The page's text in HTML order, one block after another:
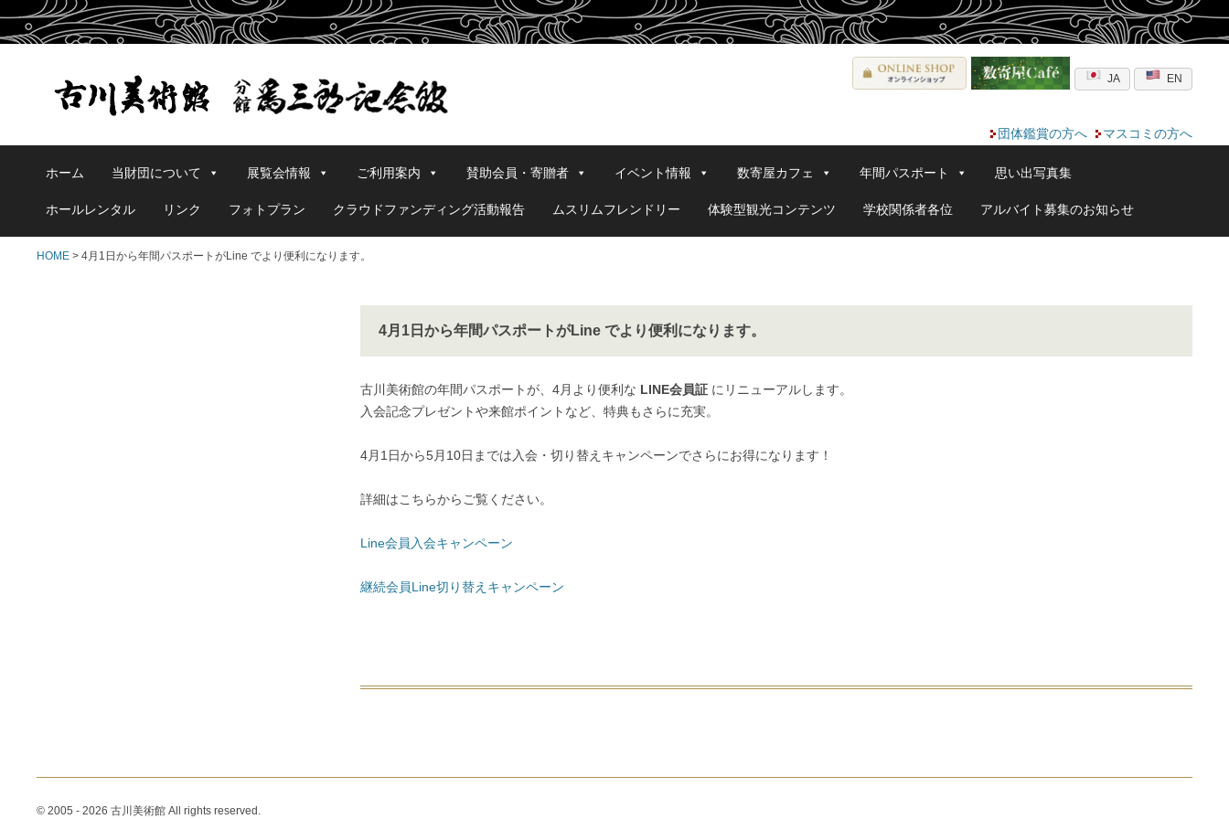
JA EN
団体鑑賞の方へ マスコミの方へ
ホーム 当財団について 展覧会情報 ご利用案内 賛助会員・寄贈者 イベント情報 数寄屋カフェ 年間パスポート 思い出写真集
ホールレンタル リンク フォトプラン クラウドファンディング活動報告 ムスリムフレンドリー 体験型観光コンテンツ 学校関係者各位 アルバイト募集のお知らせ
HOME > 4月1日から年間パスポートがLine でより便利になります。
4月1日から年間パスポートがLine でより便利になります。
古川美術館の年間パスポートが、4月より便利な LINE会員証にリニューアルします。
入会記念プレゼントや来館ポイントなど、特典もさらに充実。
4月1日から5月10日までは入会・切り替えキャンペーンでさらにお得になります！
詳細はこちらからご覧ください。
Line会員入会キャンペーン
継続会員Line切り替えキャンペーン
© 2005 - 2026 古川美術館 All rights reserved.